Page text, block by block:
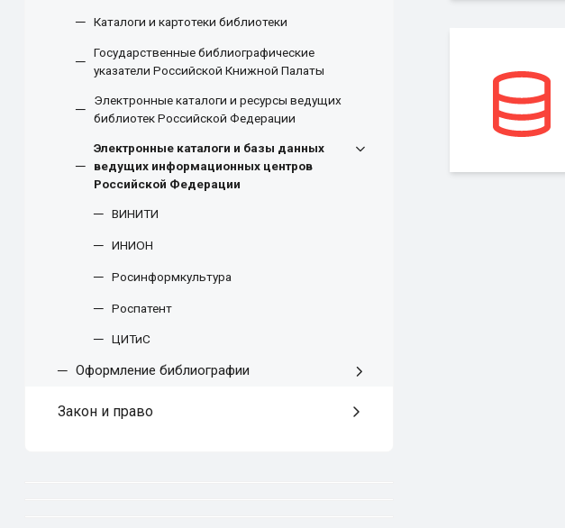
Каталоги и картотеки библиотеки
Государственные библиографические
указатели Российской Книжной Палаты
Электронные каталоги и ресурсы ведущих
библиотек Российской Федерации
Электронные каталоги и базы данных
ведущих информационных центров
Российской Федерации
ВИНИТИ
ИНИОН
Росинформкультура
Роспатент
ЦИТиС
Оформление библиографии
Закон и право